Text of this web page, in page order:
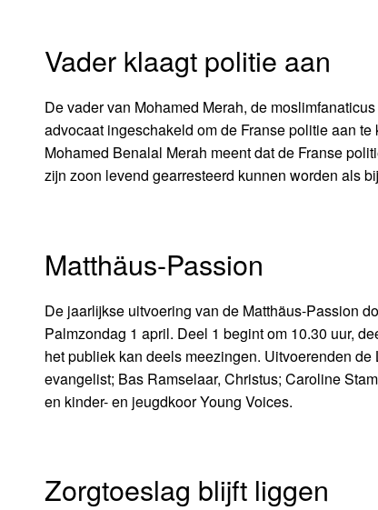
Vader klaagt politie aan
De vader van Mohamed Merah, de
advocaat ingeschakeld om de Franse politie aan
Mohamed Benalal Merah meent dat de Franse
zijn zoon levend gearresteerd kunnen worden als
Matthäus-Passion
De jaarlijkse uitvoering van de Matthäus-Passion
Palmzondag 1 april. Deel 1 begint om 10.30 uur,
het publiek kan deels meezingen. Uitvoerenden
evangelist; Bas Ramselaar, Christus; Caroline
en kinder- en jeugdkoor Young Voices.
Zorgtoeslag blijft liggen